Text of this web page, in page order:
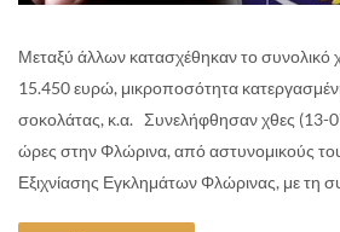
Μεταξύ άλλων κατασχέθηκαν το συνολικό
15.450 ευρώ, μικροποσότητα
σοκολάτας, κ.α. Συνελήφθησαν χθες (13-
ώρες στην Φλώρινα, από αστυνομικούς
Εξιχνίασης Εγκλημάτων Φλώρινας, με τη